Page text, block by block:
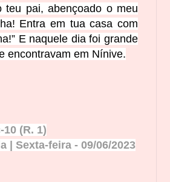
teu pai, abençoado o meu
Entra em tua casa com
E naquele dia foi grande
encontravam em Nínive.
(R. 1)
| Sexta-feira - 09/06/2023